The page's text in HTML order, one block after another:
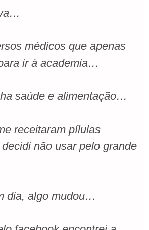
médicos que apenas
ir à academia…
saúde e alimentação…
receitaram pílulas
não usar pelo grande
dia, algo mudou…